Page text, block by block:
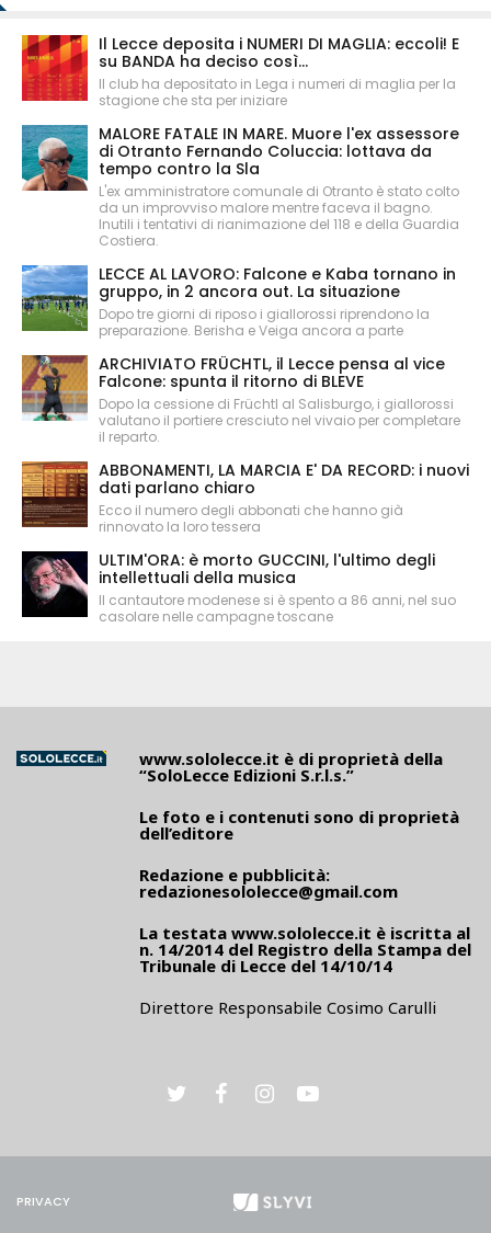
Il Lecce deposita i NUMERI DI MAGLIA: eccoli! E
su BANDA ha deciso così...
Il club ha depositato in Lega i numeri di maglia per la
stagione che sta per iniziare
MALORE FATALE IN MARE. Muore l'ex assessore
di Otranto Fernando Coluccia: lottava da
tempo contro la Sla
L'ex amministratore comunale di Otranto è stato colto
da un improvviso malore mentre faceva il bagno.
Inutili i tentativi di rianimazione del 118 e della Guardia
Costiera.
LECCE AL LAVORO: Falcone e Kaba tornano in
gruppo, in 2 ancora out. La situazione
Dopo tre giorni di riposo i giallorossi riprendono la
preparazione. Berisha e Veiga ancora a parte
ARCHIVIATO FRÜCHTL, il Lecce pensa al vice
Falcone: spunta il ritorno di BLEVE
Dopo la cessione di Früchtl al Salisburgo, i giallorossi
valutano il portiere cresciuto nel vivaio per completare
il reparto.
ABBONAMENTI, LA MARCIA E' DA RECORD: i nuovi
dati parlano chiaro
Ecco il numero degli abbonati che hanno già
rinnovato la loro tessera
ULTIM'ORA: è morto GUCCINI, l'ultimo degli
intellettuali della musica
Il cantautore modenese si è spento a 86 anni, nel suo
casolare nelle campagne toscane
www.sololecce.it è di proprietà della
“SoloLecce Edizioni S.r.l.s.”
Le foto e i contenuti sono di proprietà
dell’editore
Redazione e pubblicità:
redazionesololecce@gmail.com
La testata www.sololecce.it è iscritta al
n. 14/2014 del Registro della Stampa del
Tribunale di Lecce del 14/10/14
Direttore Responsabile Cosimo Carulli
PRIVACY